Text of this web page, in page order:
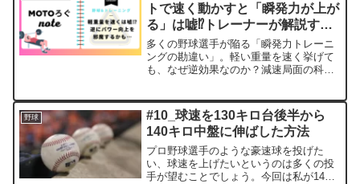
トで速く動かすと「瞬発力が上が
る」は嘘⁉︎トレーナーが解説する
科学的根拠と正しい強化法
多くの野球選手が陥る「瞬発力トレーニ
ングの勘違い」。軽い重量を速く挙げて
も、なぜ逆効果なのか？減速局面の科学
します。
野球
#10_球速を130キロ台後半から
140キロ中盤に伸ばした方法
プロ野球選手のような豪速球を投げた
い、球速を上げたいというのは多くの投
手が望むことでしょう。今回は私が140